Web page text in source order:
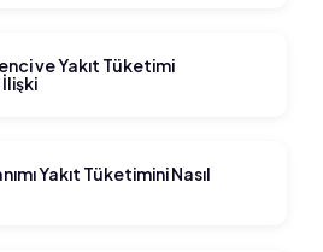
ve Yakıt Tüketimi
İlişki
Yakıt Tüketimini Nasıl